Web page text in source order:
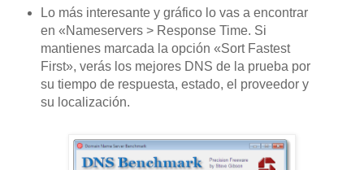
Lo más interesante y gráfico lo vas a encontrar
en «Nameservers > Response Time. Si
mantienes marcada la opción «Sort Fastest
First», verás los mejores DNS de la prueba por
su tiempo de respuesta, estado, el proveedor y
su localización.